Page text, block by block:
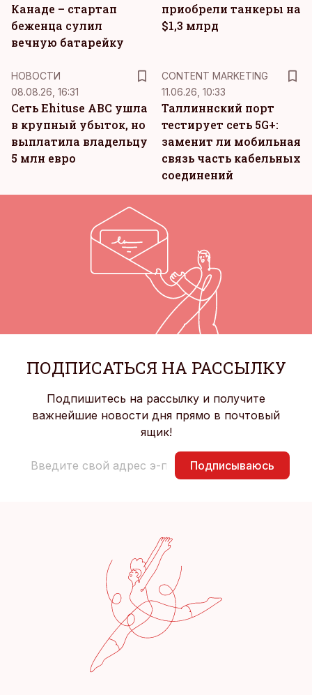
Канаде – стартап
беженца сулил
вечную батарейку
приобрели танкеры на
$1,3 млрд
НОВОСТИ
08.08.26, 16:31
Сеть Ehituse ABC ушла
в крупный убыток, но
выплатила владельцу
5 млн евро
CONTENT MARKETING
11.06.26, 10:33
Таллиннский порт
тестирует сеть 5G+:
заменит ли мобильная
связь часть кабельных
соединений
ПОДПИСАТЬСЯ НА РАССЫЛКУ
Подпишитесь на рассылку и получите
важнейшие новости дня прямо в почтовый
ящик!
Подписываюсь